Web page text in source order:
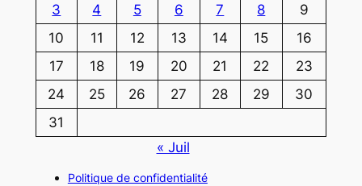
3
4 5 6 7 8
9
10
11 12 13 14 15
16
17
18 19 20 21 22
23
24
25 26 27 28 29
30
31
« Juil
Politique de confidentialité